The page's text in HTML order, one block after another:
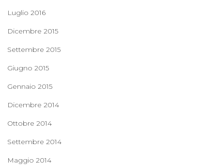
Luglio 2016
Dicembre 2015
Settembre 2015
Giugno 2015
Gennaio 2015
Dicembre 2014
Ottobre 2014
Settembre 2014
Maggio 2014